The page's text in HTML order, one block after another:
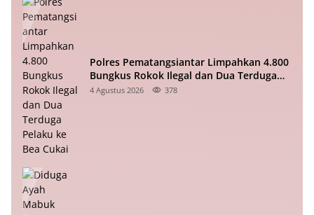
Polres Pematangsiantar Limpahkan 4.800
Bungkus Rokok Ilegal dan Dua Terduga
Pelaku ke Bea Cukai
4 Agustus 2026 378